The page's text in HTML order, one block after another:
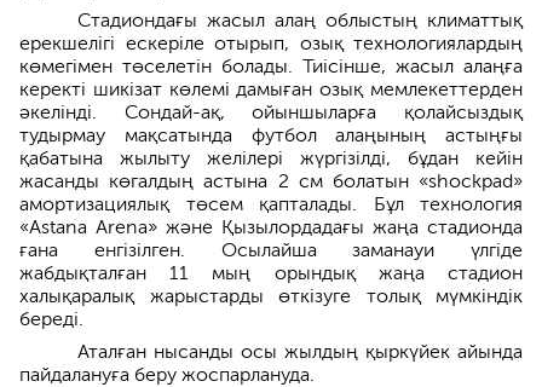
Стадиондағы жасыл алаң облыстың климаттық
ерекшелігі ескеріле отырып, озық технологиялардың
көмегімен төселетін болады. Тиісінше, жасыл алаңға
керекті шикізат көлемі дамыған озық мемлекеттерден
әкелінді. Сондай-ақ, ойыншыларға қолайсыздық
тудырмау мақсатында футбол алаңының астыңғы
қабатына жылыту желілері жүргізілді, бұдан кейін
жасанды көгалдың астына 2 см болатын «shockpad»
амортизациялық төсем қапталады. Бұл технология
«Astana Arena» және Қызылордадағы жаңа стадионда
ғана енгізілген. Осылайша заманауи үлгіде
жабдықталған 11 мың орындық жаңа стадион
халықаралық жарыстарды өткізуге толық мүмкіндік
береді.
Аталған нысанды осы жылдың қыркүйек айында
пайдалануға беру жоспарлануда.